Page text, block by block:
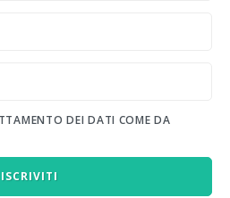
DEI DATI COME DA
ISCRIVITI